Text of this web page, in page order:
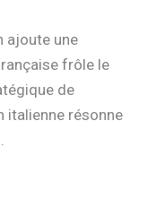
ajoute une
frôle le
de
italienne résonne